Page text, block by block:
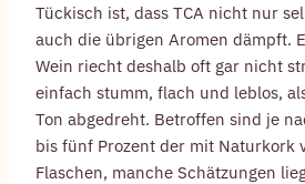
Tückisch ist, dass TCA nicht nur
auch die übrigen Aromen dämpft.
Wein riecht deshalb oft gar nicht
einfach stumm, flach und leblos,
Ton abgedreht. Betroffen sind je
bis fünf Prozent der mit Naturkork
Flaschen, manche Schätzungen